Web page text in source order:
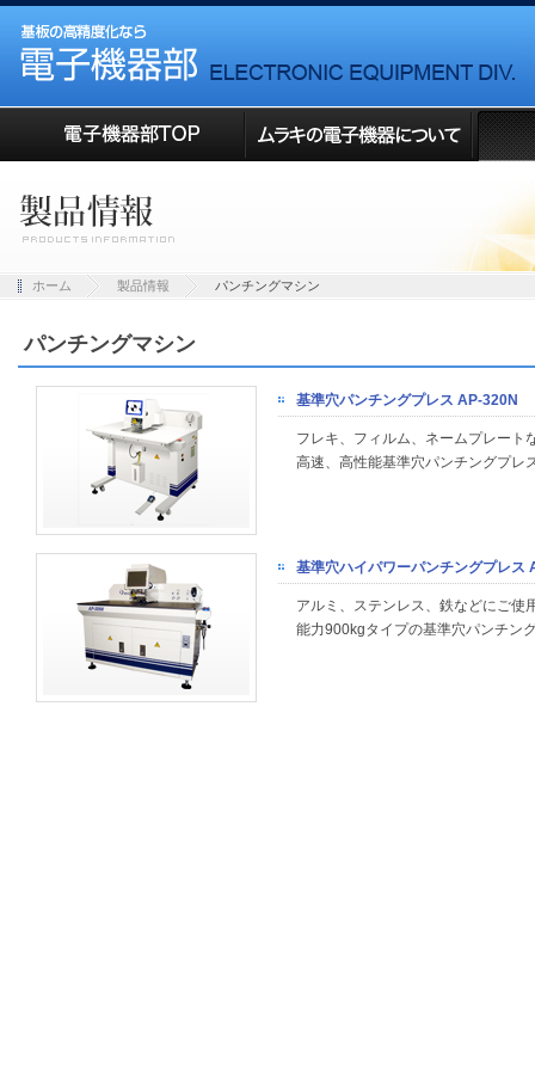
ホーム 製品情報 パンチングマシン
パンチングマシン
基準穴パンチングプレス AP-320N
フレキ、フィルム、ネームプレート
高速、高性能基準穴パンチングプレ
基準穴ハイパワーパンチングプレス
アルミ、ステンレス、鉄などにご使
能力900kgタイプの基準穴パンチン